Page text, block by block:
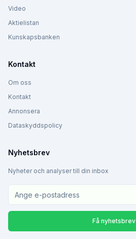
Video
Aktielistan
Kunskapsbanken
Kontakt
Om oss
Kontakt
Annonsera
Dataskyddspolicy
Nyhetsbrev
Nyheter och analyser till din inbox
Få nyhetsbrev